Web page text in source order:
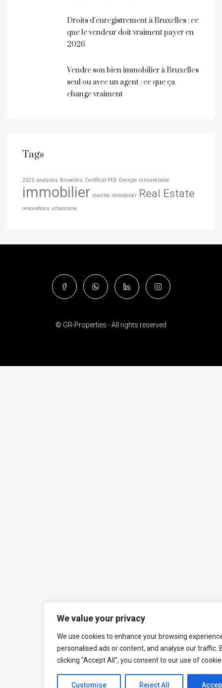
We value your privacy
We use cookies to enhance your browsing
personalised ads or content, and analyse our traffic.
clicking "Accept All", you consent to our use of
Customise Reject All
Droits d’enregistrement à Bruxelles : ce
que le vendeur doit vraiment payer en
2026
Vendre son bien immobilier à Bruxelles
seul ou avec un agent : ce que ça
change vraiment
Tags
2025 analyses Bruxelles Certificat PEB Energie renouvelable
immobilier marché immobilier Real Estate
renovations urbanisme
© GR-Properties - All rights reserved